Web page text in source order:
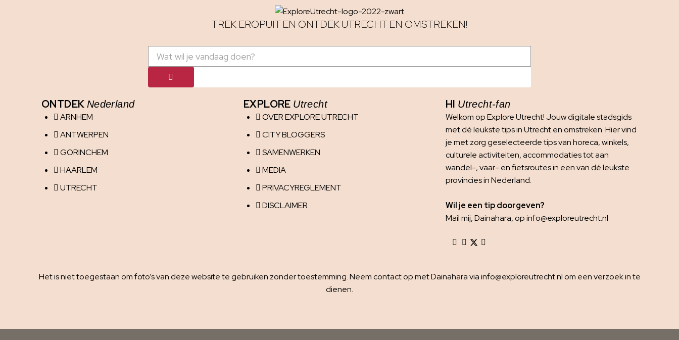
TREK EROPUIT EN ONTDEK UTRECHT EN OMSTREKEN!
ONTDEK Nederland
ARNHEM
ANTWERPEN
GORINCHEM
HAARLEM
UTRECHT
EXPLORE Utrecht
OVER EXPLORE UTRECHT
CITY BLOGGERS
SAMENWERKEN
MEDIA
PRIVACYREGLEMENT
DISCLAIMER
HI Utrecht-fan
Welkom op Explore Utrecht! Jouw digitale stadsgids
met dé leukste tips in Utrecht en omstreken. Hier vind
je met zorg geselecteerde tips van horeca, winkels,
culturele activiteiten, accommodaties tot aan
wandel-, vaar- en fietsroutes in een van dé leukste
provincies in Nederland.
Wil je een tip doorgeven?
Mail mij, Dainahara, op info@exploreutrecht.nl
Het is niet toegestaan om foto’s van deze website te gebruiken zonder toestemming. Neem contact op met Dainahara via info@exploreutrecht.nl om een verzoek in te
dienen.